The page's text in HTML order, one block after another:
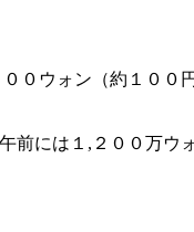
０ウォン（約１０
には１,２００万ウ